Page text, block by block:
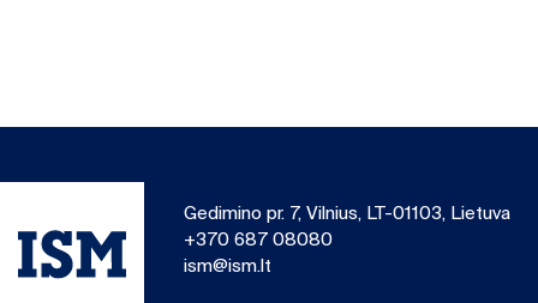
Gedimino pr. 7, Vilnius, LT-01103, Lietuva
+370 687 08080
ism@ism.lt